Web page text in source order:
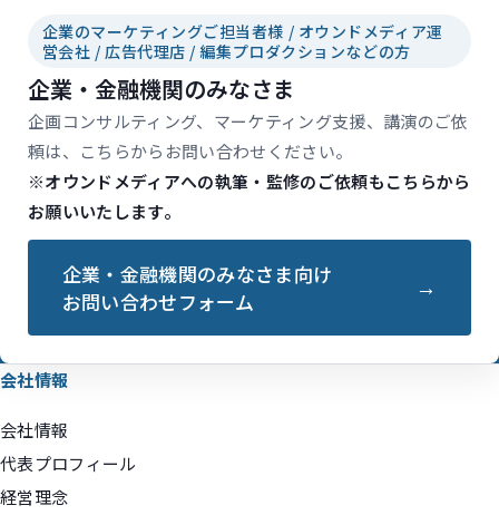
企業のマーケティングご担当者様 / オウンドメディア運
営会社 / 広告代理店 / 編集プロダクションなどの方
企業・金融機関のみなさま
企画コンサルティング、マーケティング支援、講演のご依
頼は、こちらからお問い合わせください。
※オウンドメディアへの執筆・監修のご依頼もこちらから
お願いいたします。
企業・金融機関のみなさま向け
お問い合わせフォーム
会社情報
会社情報
代表プロフィール
経営理念